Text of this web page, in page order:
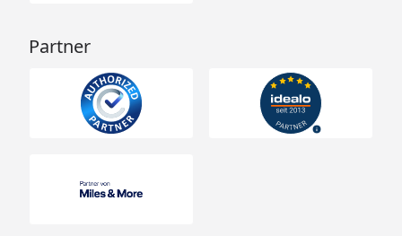
Partner